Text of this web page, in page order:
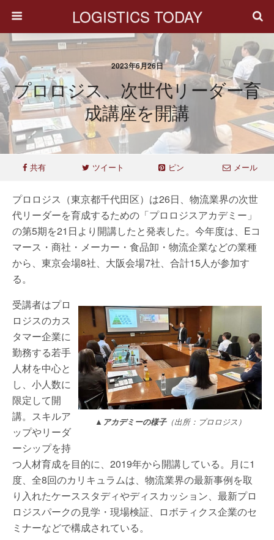
LOGISTICS TODAY
2023年6月26日
プロロジス、次世代リーダー育
成講座を開講
共有 ツイート ピン メール
プロロジス（東京都千代田区）は26日、物流業界の次世
代リーダーを育成するための「プロロジスアカデミー」
の第5期を21日より開講したと発表した。今年度は、Eコ
マース・商社・メーカー・食品卸・物流企業などの業種
から、東京会場8社、大阪会場7社、合計15人が参加す
る。
▲アカデミーの様子（出所：プロロジス）
受講者はプロ
ロジスのカス
タマー企業に
勤務する若手
人材を中心と
し、小人数に
限定して開
講。スキルア
ップやリーダ
ーシップを持
つ人材育成を目的に、2019年から開講している。月に1
度、全8回のカリキュラムは、物流業界の最新事例を取
り入れたケーススタディやディスカッション、最新プロ
ロジスパークの見学・現場検証、ロボティクス企業のセ
ミナーなどで構成されている。